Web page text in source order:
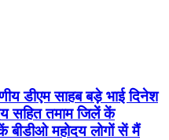
डीएम साहब बड़े भाई दिनेश
सहित तमाम जिलें कें
बीडीओ महोदय लोगों सें मैं